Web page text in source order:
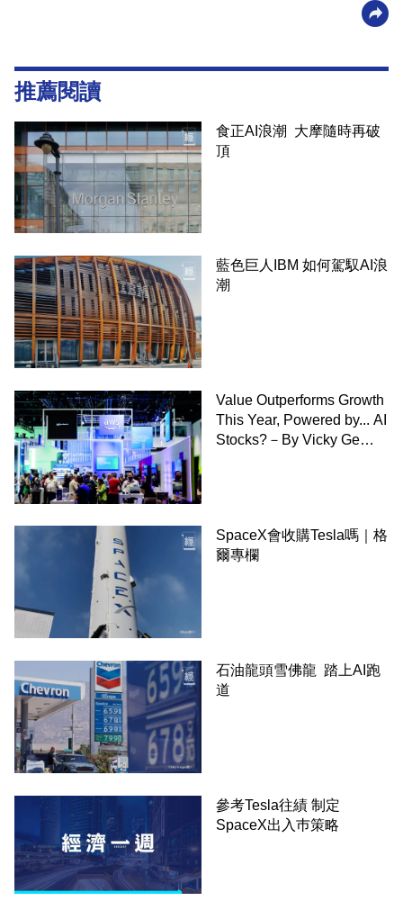
推薦閱讀
食正AI浪潮 大摩隨時再破
頂
藍色巨人IBM 如何駕馭AI浪
潮
Value Outperforms Growth
This Year, Powered by... AI
Stocks?－By Vicky Ge
SpaceX會收購Tesla嗎｜格
爾專欄
石油龍頭雪佛龍 踏上AI跑
道
參考Tesla往績 制定
SpaceX出入巿策略